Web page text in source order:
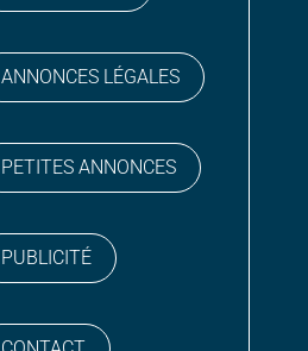
ANNONCES LÉGALES
PETITES ANNONCES
PUBLICITÉ